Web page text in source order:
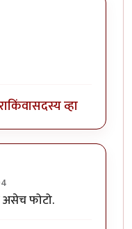
किंवासदस्य व्हा
फोटो.